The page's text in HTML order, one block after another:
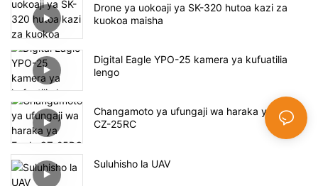
Drone ya uokoaji ya SK-320 hutoa kazi za
kuokoa maisha
Digital Eagle YPO-25 kamera ya kufuatilia
lengo
Changamoto ya ufungaji wa haraka ya Eagle
CZ-25RC
Suluhisho la UAV